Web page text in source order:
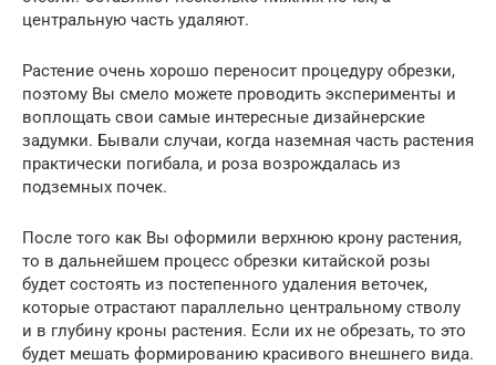
центральную часть удаляют.
Растение очень хорошо переносит процедуру обрезки,
поэтому Вы смело можете проводить эксперименты и
воплощать свои самые интересные дизайнерские
задумки. Бывали случаи, когда наземная часть растения
практически погибала, и роза возрождалась из
подземных почек.
После того как Вы оформили верхнюю крону растения,
то в дальнейшем процесс обрезки китайской розы
будет состоять из постепенного удаления веточек,
которые отрастают параллельно центральному стволу
и в глубину кроны растения. Если их не обрезать, то это
будет мешать формированию красивого внешнего вида.